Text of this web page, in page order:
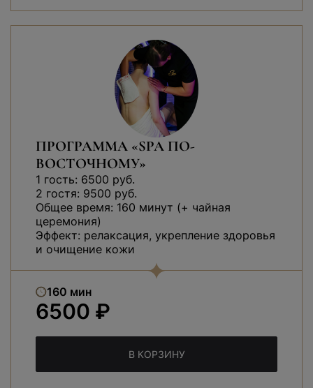
ПРОГРАММА «SPA ПО-
ВОСТОЧНОМУ»
1 гость: 6500 руб.
2 гостя: 9500 руб.
Общее время: 160 минут (+ чайная
церемония)
Эффект: релаксация, укрепление здоровья
и очищение кожи
160 мин
6500 ₽
В КОРЗИНУ